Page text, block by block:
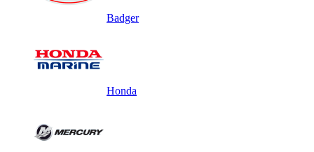
Badger
Honda